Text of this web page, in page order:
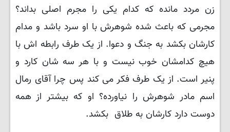
زن مردد مانده که کدام یکی را مجرم اصلی بداند؟
مجرمی که باعث شده شوهرش با او سرد باشد و مدام
کارشان بکشد به جنگ و دعوا. از یک طرف رابطه اش با
هیچ کدامشان خوب نیست و با هر سه شان کارد و
پنیر است. از یک طرف فکر می کند پس چرا آقای رمال
اسم مادر شوهرش را نیاورده؟ او که بیشتر از همه
دوست دارد کارشان به طلاق بکشد.